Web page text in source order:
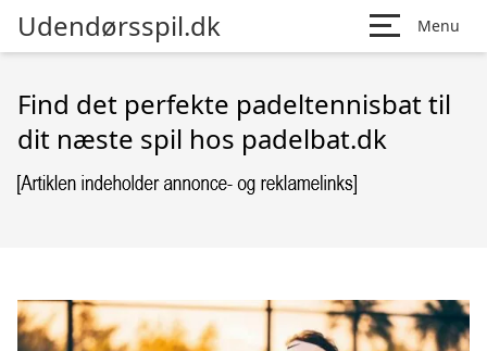
Udendørsspil.dk Menu
Find det perfekte padeltennisbat til
dit næste spil hos padelbat.dk